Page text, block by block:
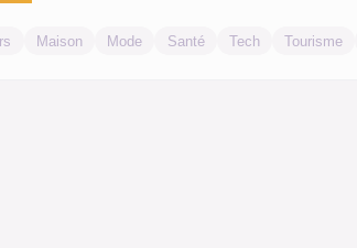
Maison Mode Santé Tech Tourisme